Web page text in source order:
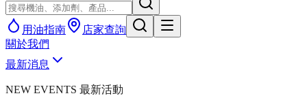
用油指南
店家查詢
關於我們
最新消息
NEW EVENTS 最新活動